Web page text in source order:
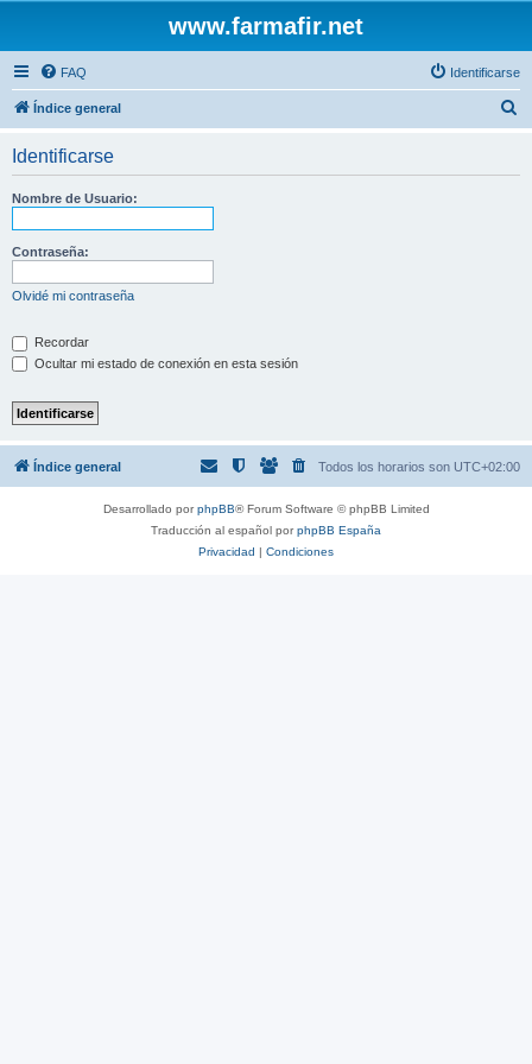
www.farmafir.net
FAQ Identificarse
Índice general
Identificarse
Nombre de Usuario:
Contraseña:
Olvidé mi contraseña
Recordar
Ocultar mi estado de conexión en esta sesión
Índice general Todos los horarios son UTC+02:00
Desarrollado porphpBB® Forum Software © phpBB Limited
Traducción al español porphpBB España
Privacidad | Condiciones